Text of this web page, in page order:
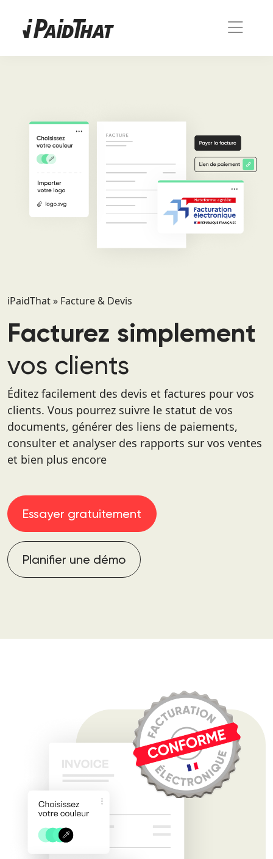
iPaidThat» Facture & Devis
Facturez simplement
vos clients
Éditez facilement des devis et factures pour vos
clients. Vous pourrez suivre le statut de vos
documents, générer des liens de paiements,
consulter et analyser des rapports sur vos ventes
et bien plus encore
Essayer gratuitement
Planifier une démo